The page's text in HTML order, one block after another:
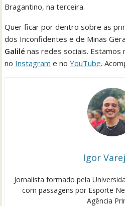
Bragantino, na terceira.
Quer ficar por dentro sobre as
dos Inconfidentes e de Minas
Galilé nas redes sociais. Estamos
no Instagram e noYouTube.
Igor
Jornalista formado pela
com passagens por Esporte
Agência